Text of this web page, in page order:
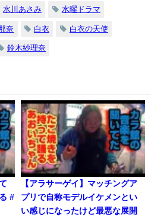
水川あさみ 水曜ドラマ
奈 白衣 白衣の天使
鈴木紗理奈
#
【アラサーゲイ】マッチングア
プリで自称モデルイケメンとい
い感じになったけど最悪な展開